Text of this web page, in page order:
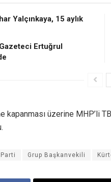
Yalçınkaya, 15 aylık
Ertuğrul
kapanması üzerine MHP’li
Parti Grup Başkanvekili